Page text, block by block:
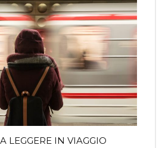
LEGGERE IN VIAGGIO